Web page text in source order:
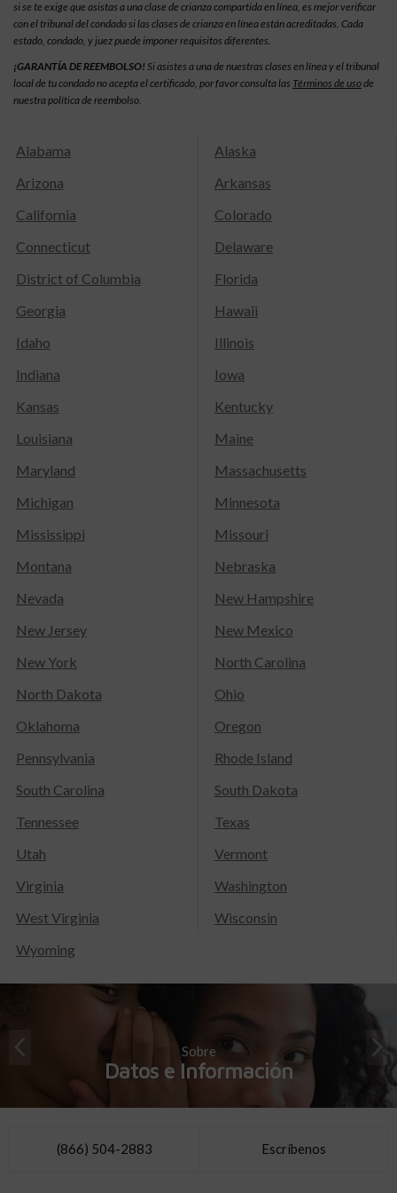
si se te exige que asistas a una clase de crianza compartida en línea, es mejor verificar
con el tribunal del condado si las clases de crianza en línea están acreditadas. Cada
estado, condado, y juez puede imponer requisitos diferentes.
¡GARANTÍA DE REEMBOLSO! Si asistes a una de nuestras clases en línea y el tribunal
local de tu condado no acepta el certificado, por favor consulta las Términos de usode
nuestra política de reembolso.
Alabama
Alaska
Arizona
Arkansas
California
Colorado
Connecticut
Delaware
District of Columbia
Florida
Georgia
Hawaii
Idaho
Illinois
Indiana
Iowa
Kansas
Kentucky
Louisiana
Maine
Maryland
Massachusetts
Michigan
Minnesota
Mississippi
Missouri
Montana
Nebraska
Nevada
New Hampshire
New Jersey
New Mexico
New York
North Carolina
North Dakota
Ohio
Oklahoma
Oregon
Pennsylvania
Rhode Island
South Carolina
South Dakota
Tennessee
Texas
Utah
Vermont
Virginia
Washington
West Virginia
Wisconsin
Wyoming
Sobre
Datos e Información
(866) 504-2883 Escríbenos